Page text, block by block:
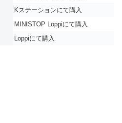
Kステーションにて購入
MINISTOP Loppiにて購入
Loppiにて購入